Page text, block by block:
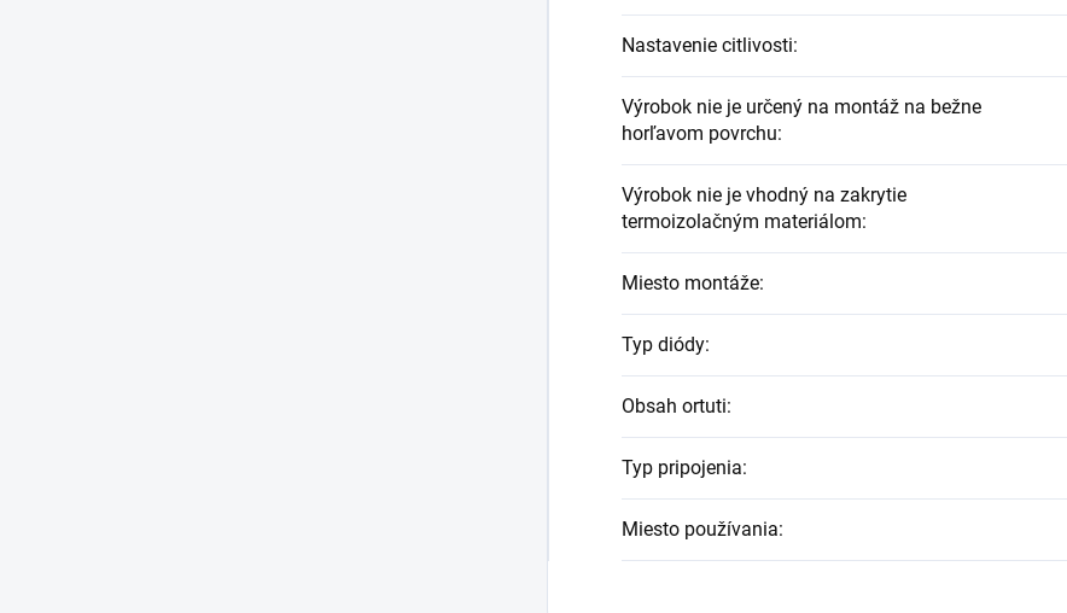
Nastavenie citlivosti:
Výrobok nie je určený na montáž na bežne
horľavom povrchu:
Výrobok nie je vhodný na zakrytie
termoizolačným materiálom:
Miesto montáže:
Typ diódy:
Obsah ortuti:
Typ pripojenia:
Miesto používania: